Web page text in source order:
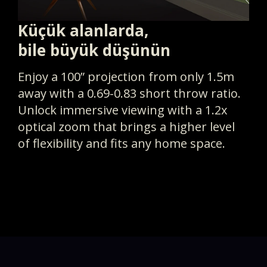
Küçük alanlarda,
bile büyük düşünün
Enjoy a 100” projection from only 1.5m
away with a 0.69-0.83 short throw ratio.
Unlock immersive viewing with a 1.2x
optical zoom that brings a higher level
of flexibility and fits any home space.